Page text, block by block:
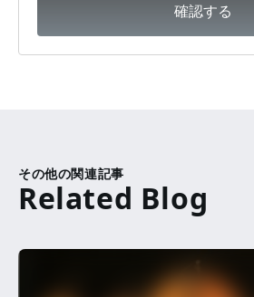
確認する
その他の関連記事